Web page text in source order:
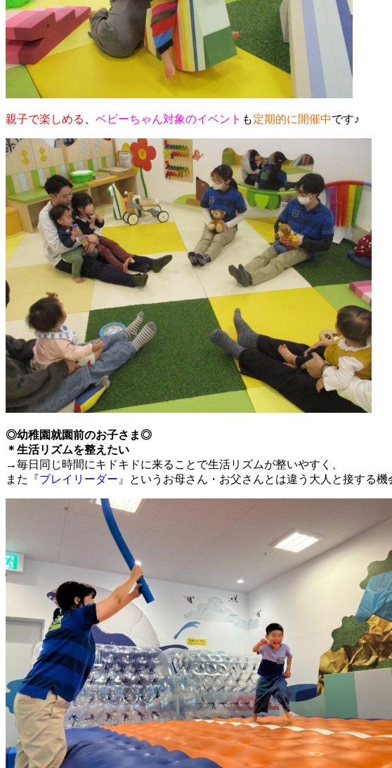
親子で楽しめる 、 ベビーちゃん対象のイベント も定期的に開催中です♪
◎幼稚園就園前のお子さま◎
＊生活リズムを整えたい
→毎日同じ時間にキドキドに来ることで生活リズムが整いやすく、
また
『プレイリーダー』 というお母さん・お父さんとは違う大人と接する機